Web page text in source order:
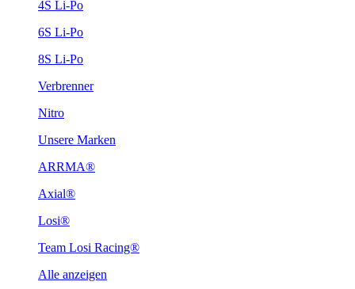
4S Li-Po
6S Li-Po
8S Li-Po
Verbrenner
Nitro
Unsere Marken
ARRMA®
Axial®
Losi®
Team Losi Racing®
Alle anzeigen